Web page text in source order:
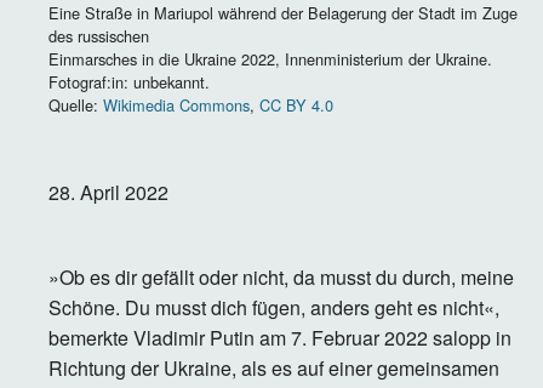
Eine Straße in Mariupol während der Belagerung der Stadt im Zuge
des russischen
Einmarsches in die Ukraine 2022, Innenministerium der Ukraine.
Fotograf:in: unbekannt.
Quelle: Wikimedia Commons, CC BY 4.0
28. April 2022
»Ob es dir gefällt oder nicht, da musst du durch, meine
Schöne. Du musst dich fügen, anders geht es nicht«,
bemerkte Vladimir Putin am 7. Februar 2022 salopp in
Richtung der Ukraine, als es auf einer gemeinsamen